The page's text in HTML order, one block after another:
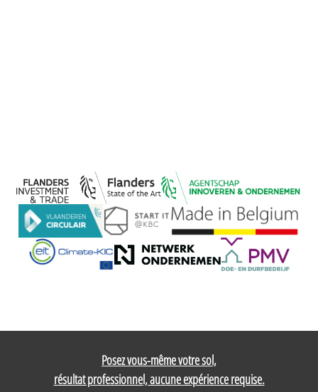
Posez vous-même votre sol,
résultat professionnel, aucune expérience requise.